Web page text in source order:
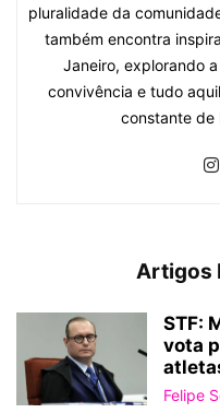
pluralidade da
também encontra
Janeiro, explorando
convivência e tudo
constante de
Artigos
STF:
vota
Felipe